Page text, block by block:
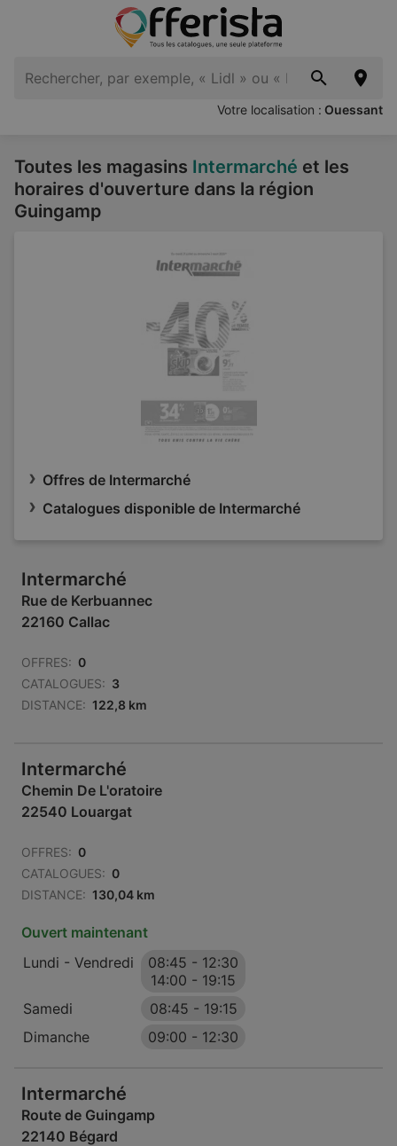
Votre localisation : Ouessant
Toutes les magasins Intermarché et les
horaires d'ouverture dans la région
Guingamp
Offres de Intermarché
Catalogues disponible de Intermarché
Intermarché
Rue de Kerbuannec
22160 Callac
OFFRES: 0
CATALOGUES: 3
DISTANCE: 122,8 km
Intermarché
Chemin De L'oratoire
22540 Louargat
OFFRES: 0
CATALOGUES: 0
DISTANCE: 130,04 km
Ouvert maintenant
Lundi - Vendredi
08:45 - 12:30
14:00 - 19:15
Samedi
08:45 - 19:15
Dimanche
09:00 - 12:30
Intermarché
Route de Guingamp
22140 Bégard